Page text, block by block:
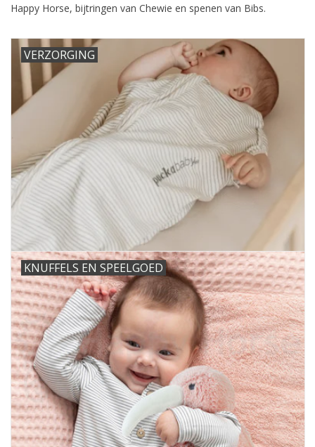
Sale!
Schoenen en Tassen
Speelgoed
Merken
Cadeaubon
Happy Horse, bijtringen van Chewie en spenen van Bibs.
VERZORGING
KNUFFELS EN SPEELGOED